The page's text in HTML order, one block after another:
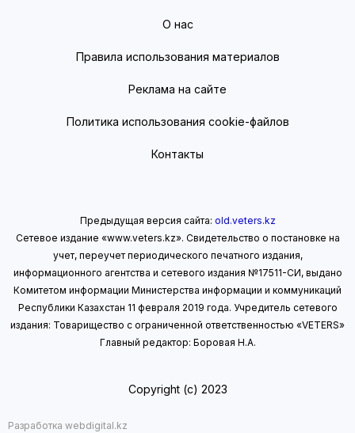
О нас
Правила использования материалов
Реклама на сайте
Политика использования cookie-файлов
Контакты
Предыдущая версия сайта: old.veters.kz
Сетевое издание «www.veters.kz». Свидетельство о постановке на
учет, переучет периодического печатного издания,
информационного агентства и сетевого издания №17511-СИ, выдано
Комитетом информации Министерства информации и коммуникаций
Республики Казахстан 11 февраля 2019 года. Учредитель сетевого
издания: Товарищество с ограниченной ответственностью «VETERS»
Главный редактор: Боровая Н.А.
Copyright (с) 2023
Разработка webdigital.kz